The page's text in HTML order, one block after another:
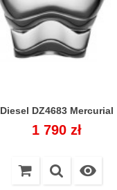
Diesel DZ4683 Mercurial
Cena
1 790 zł
